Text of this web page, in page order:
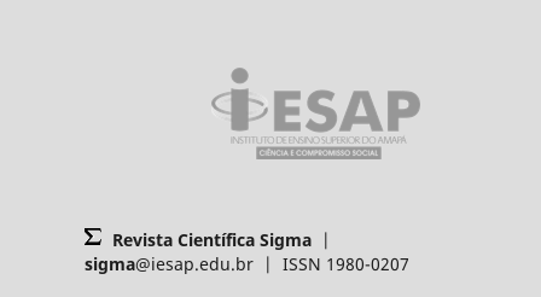
Revista Científica Sigma|
sigma@iesap.edu.br | ISSN 1980-0207